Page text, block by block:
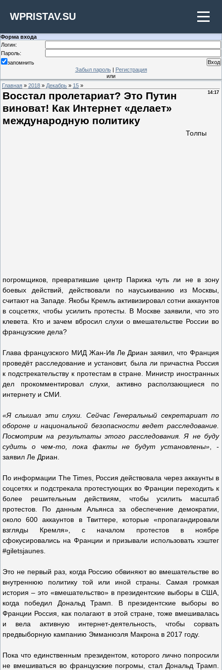
WPRISTAV.SU
Форма входа
Логин:
Пароль:
запомнить
Забыл пароль| Регистрация
или
Главная » 2018 » Декабрь » 15 »
14:17
Восстал пролетариат? Это Путин
виноват! Как Интернет «делает»
международную политику
Толпы
погромщиков, превратившие центр Парижа чуть ли не в зону
боевых действий, действовали по науськиванию из Москвы,
считают на Западе. Якобы Кремль активизировал сотни аккаунтов
в соцсетях, чтобы усилить протесты. В Москве заявили, что это
клевета. Кто и зачем вбросил слухи о вмешательстве России во
французские дела?
Глава французского МИД Жан-Ив Ле Дриан заявил, что Франция
проведёт расследование и установит, была ли причастна Россия
к подстрекательству к протестам в стране. Министр иностранных
дел прокомментировал слухи, активно расползающиеся по
интернету и СМИ.
«Я слышал эти слухи. Сейчас Генеральный секретариат по
обороне и национальной безопасности ведет расследование.
Посмотрим на результаты этого расследования. Я не буду
судить о чем-то, пока факты не будут установлены» , -
заявил Ле Дриан.
По информации The Times, Россия действовала через аккаунты в
соцсетях и подстрекала протестующих во Франции переходить к
более решительным действиям, чтобы усилить масштаб
протестов. По данным Альянса за обеспечение демократии,
около 600 аккаунтов в Твиттере, которые «пропагандировали
взгляды Кремля», с началом протестов в ноябре
сфокусировались на Франции и призывали использовать хэштег
#giletsjaunes.
Это не первый раз, когда Россию обвиняют во вмешательстве во
внутреннюю политику той или иной страны. Самая громкая
история – это «вмешательство» в президентские выборы в США,
когда победил Дональд Трамп. В президентские выборы во
Франции Россия, как полагают в этой стране, тоже вмешивалась
и вела активную интернет-деятельность, чтобы сорвать
предвыборную кампанию Эмманюэля Макрона в 2017 году.
Пока что единственным президентом, которого лично попросили
не вмешиваться во французские погромы, стал Дональд Трамп.